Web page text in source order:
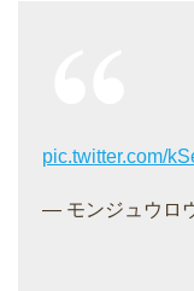
pic.twitter.com/
— モンジュウロ